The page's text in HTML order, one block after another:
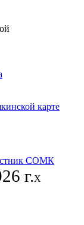
карте
СОМК
г.X